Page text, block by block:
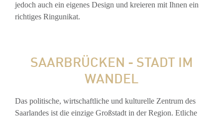
jedoch auch ein eigenes Design und kreieren mit Ihnen ein
richtiges Ringunikat.
SAARBRÜCKEN - STADT IM
WANDEL
Das politische, wirtschaftliche und kulturelle Zentrum des
Saarlandes ist die einzige Großstadt in der Region. Etliche